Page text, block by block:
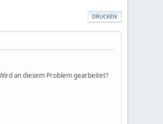
DRUCKEN
an diesem Problem gearbeitet?